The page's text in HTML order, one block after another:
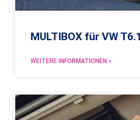
MULTIBOX für VW T6.1
WEITERE INFORMATIONEN »